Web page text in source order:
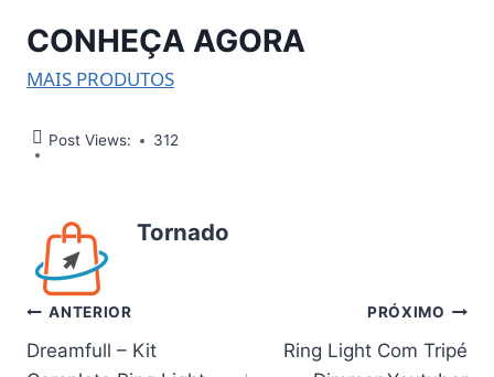
CONHEÇA AGORA
MAIS PRODUTOS
Post Views: 312
Tornado
Navegação
de
ANTERIOR
Dreamfull – Kit
PRÓXIMO
Ring Light Com Tripé